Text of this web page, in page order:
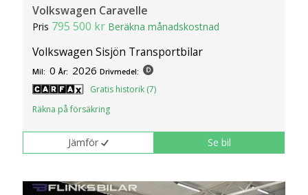
Volkswagen Caravelle
Pris 795 500 kr Beräkna månadskostnad
Volkswagen Sisjön Transportbilar
Mil: 0 År: 2026 Drivmedel:
Gratis historik (7)
Räkna på försäkring
Jämför Se bil